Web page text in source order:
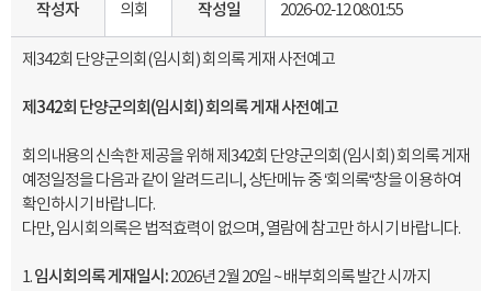
작성자 의회 작성일 2026-02-12 08:01:55
제342회 단양군의회(임시회) 회의록 게재 사전예고
제 342회 단양군의회 (임시회 )회의록 게재 사전예고
회의내용의 신속한 제공을 위해 제342회 단양군의회(임시회) 회의록 게재
예정일정을 다음과 같이 알려드리니, 상단메뉴 중 ‘회의록“창을 이용하여
확인하시기 바랍니다.
다만, 임시회의록은 법적효력이 없으며, 열람에 참고만 하시기 바랍니다.
임시회의록 게재일시 :2026년 2월 20일 ~ 배부회의록 발간 시까지